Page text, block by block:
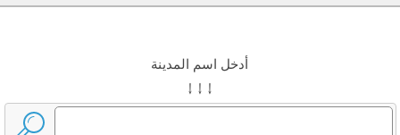
أدخل اسم المدينة
↓ ↓ ↓